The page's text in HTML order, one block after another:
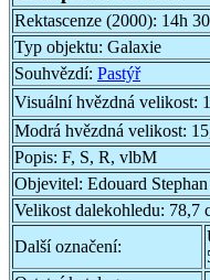
Rektascenze (2000): 14h
Typ objektu: Galaxie
Souhvězdí: Pastýř
Visuální hvězdná velikost:
Modrá hvězdná velikost:
Popis: F, S, R, vlbM
Objevitel: Edouard Stephan
Velikost dalekohledu: 78,7
Další označení: